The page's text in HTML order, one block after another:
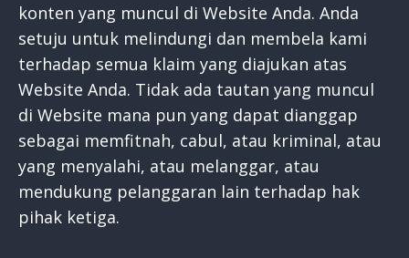
konten yang muncul di Website Anda. Anda
setuju untuk melindungi dan membela kami
terhadap semua klaim yang diajukan atas
Website Anda. Tidak ada tautan yang muncul
di Website mana pun yang dapat dianggap
sebagai memfitnah, cabul, atau kriminal, atau
yang menyalahi, atau melanggar, atau
mendukung pelanggaran lain terhadap hak
pihak ketiga.